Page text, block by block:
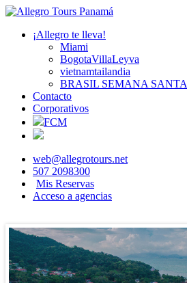
¡Allegro te lleva!
Miami
BogotaVillaLeyva
vietnamtailandia
BRASIL SEMANA SANTA
Contacto
Corporativos
FCM
web@allegrotours.net
507 2098300
Mis Reservas
Acceso a agencias